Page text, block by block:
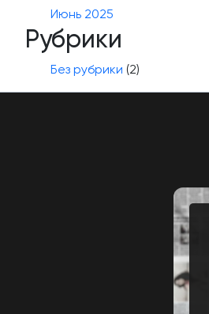
Июнь 2025
Рубрики
Без рубрики (2)